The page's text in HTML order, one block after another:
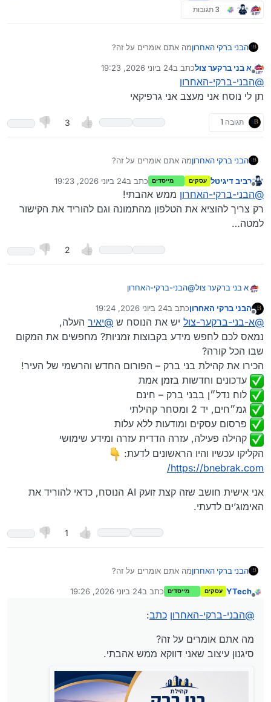
3 תגובות
הבני ברקי האחרוןמה אתם אומרים על זה?
Spoiler מנותק
א בני ברקער צולכתב ב24 ביוני 2026, 19:23
נערך לאחרונה על ידי
@הבני-ברקי-האחרון
תן לי נוסח אני מעצב אני גרפיקאי
תגובה 1 3
הבני ברקי האחרוןמה אתם אומרים על זה?
Spoiler מנותק
רביב דיגיטל עסקים מייסדים כתב ב24 ביוני 2026, 19:23
נערך לאחרונה על ידי
@הבני-ברקי-האחרון ממש אהבתי!
רק צריך להוציא את הטלפון מהתמונה וגם להוריד את הקישור
למטה…
2
א בני ברקער צול@הבני-ברקי-האחרון
הבני ברקי האחרוןכתב ב24 ביוני 2026, 19:24
נערך לאחרונה על ידי
@א-בני-ברקער-צול יש את הנוסח ש @יאיר העלה,
נמאס לכם לחפש מידע בקבוצות זמניות? מחפשים את המקום
שבו הכל קורה?
הכירו את קהילת בני ברק – הפורום החדש והרשמי של העיר!
עדכונים וחדשות בזמן אמת
לוח נדל״ן בבני ברק – חינם
גמ״חים, יד 2 ומסחר קהילתי
פרסום עסקים ומודעות ללא עלות
קהילה פעילה, עזרה הדדית עזרה ומידע שימושי
הקליקו עכשיו והיו הראשונים לדעת:
https://bnebrak.com/
אני אישית חושב שזה קצת זועק AI הנוסח, כדאי להוריד את
האימוג’ים לדעתי.
1
הבני ברקי האחרוןמה אתם אומרים על זה?
Spoiler
YTech עסקים מייסדים כתב ב24 ביוני 2026, 19:26
נערך לאחרונה על ידי
@הבני-ברקי-האחרון כתב:
מה אתם אומרים על זה?
סיגנון עיצוב שאני דווקא ממש אהבתי.